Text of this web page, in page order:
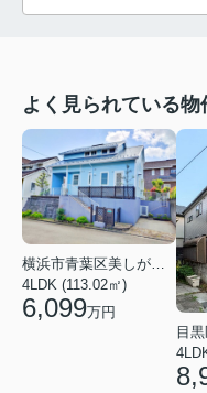
よく見られている物
4LDK (113.02㎡)
6,099万円
目